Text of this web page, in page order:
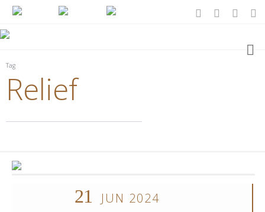
Tag
Relief
21 JUN 2024